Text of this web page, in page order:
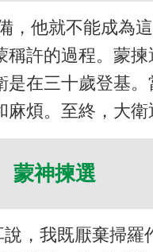
他就不能成為
許的過程。蒙
在三十歲登基
煩。至終，大衛
神揀選
，我既厭棄掃